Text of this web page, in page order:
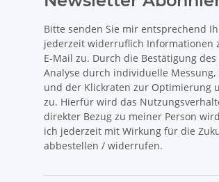
Bitte senden Sie mir entsprechend
jederzeit widerruflich Informationen
E-Mail zu. Durch die Bestätigung
Analyse durch individuelle
und der Klickraten zur Optimierung
zu. Hierfür wird das
direkter Bezug zu meiner Person
ich jederzeit mit Wirkung für die
abbestellen / widerrufen.